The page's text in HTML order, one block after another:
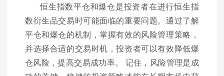
恒生指数平仓和爆仓是投资者在进行恒生指
数衍生品交易时可能面临的重要问题。通过了解
平仓和爆仓的机制，掌握有效的风险管理策略，
并选择合适的交易时机，投资者可以有效降低爆
仓风险，提高交易成功率。 记住，风险管理是成